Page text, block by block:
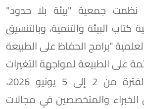
جمعية "بيئة بلا حدود"
البيئة والتنمية، وبالتنسيق
"برامج الحفاظ على الطبيعة
على الطبيعة لمواجهة التغيرات
المناخية"، خلال الفترة من 2 إلى 5 يونيو 2026،
والمتخصصين في مجالات